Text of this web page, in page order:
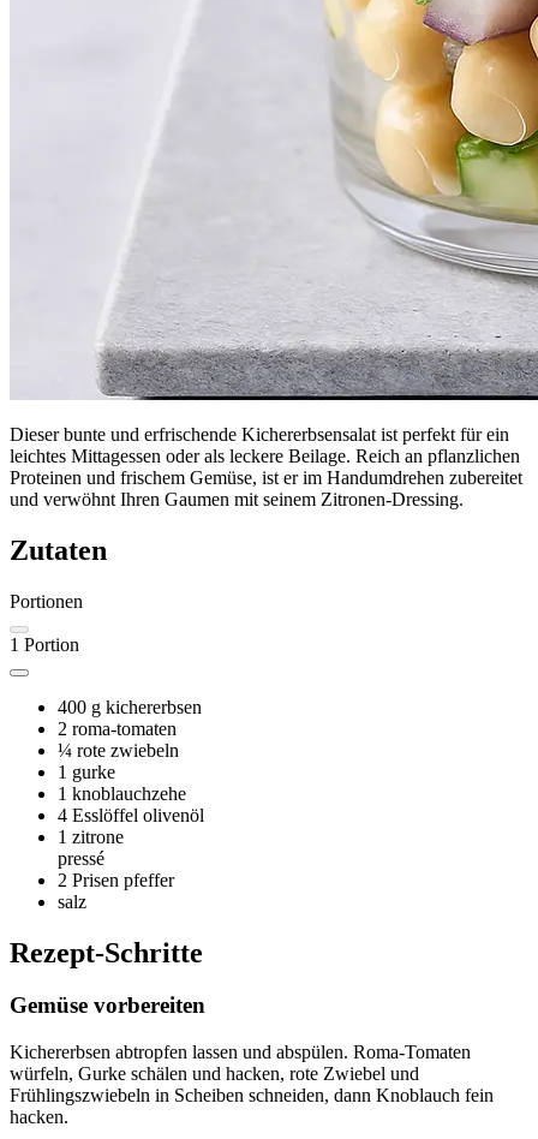
Dieser bunte und erfrischende Kichererbsensalat ist perfekt für ein
leichtes Mittagessen oder als leckere Beilage. Reich an pflanzlichen
Proteinen und frischem Gemüse, ist er im Handumdrehen zubereitet
und verwöhnt Ihren Gaumen mit seinem Zitronen-Dressing.
Zutaten
Portionen
1 Portion
400 g kichererbsen
2 roma-tomaten
¼ rote zwiebeln
1 gurke
1 knoblauchzehe
4 Esslöffel olivenöl
1 zitrone
pressé
2 Prisen pfeffer
salz
Rezept-Schritte
Gemüse vorbereiten
Kichererbsen abtropfen lassen und abspülen. Roma-Tomaten
würfeln, Gurke schälen und hacken, rote Zwiebel und
Frühlingszwiebeln in Scheiben schneiden, dann Knoblauch fein
hacken.